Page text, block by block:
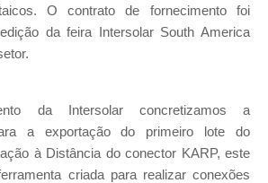
O contrato de fornecimento foi
da feira Intersolar South America
da Intersolar concretizamos a
a exportação do primeiro lote do
à Distância do conector KARP, este
criada para realizar conexões